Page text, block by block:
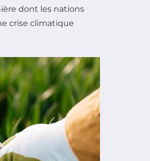
dont les nations
crise climatique